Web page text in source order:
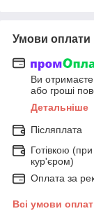
Умови оплати
Ви
або гроші
Детальніше
Післяплата
Готівкою
кур'єром)
Оплата за
Всі умови